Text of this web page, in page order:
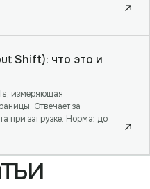
↗
Shift): что это и
измеряющая
Отвечает за
при загрузке. Норма: до
↗